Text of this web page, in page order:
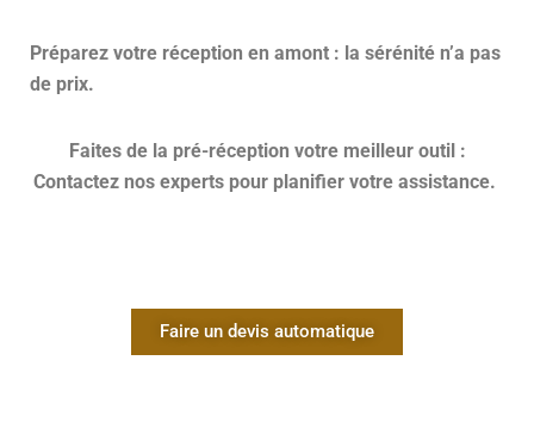
Préparez votre réception en amont : la sérénité n’a pas
de prix.
Faites de la pré-réception votre meilleur outil :
Contactez nos experts pour planifier votre assistance.
Faire un devis automatique